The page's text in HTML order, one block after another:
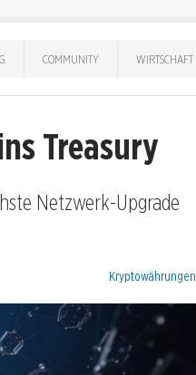
COMMUNITY WIRTSCHAFT
Treasury
Netzwerk-Upgrade
Kategorien:
Kryptowährungen